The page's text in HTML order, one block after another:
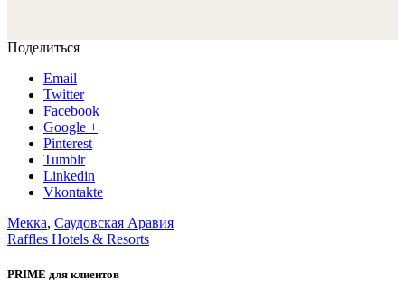
Поделиться
Email
Twitter
Facebook
Google +
Pinterest
Tumblr
Linkedin
Vkontakte
Мекка, Саудовская Аравия
Raffles Hotels & Resorts
PRIME для клиентов